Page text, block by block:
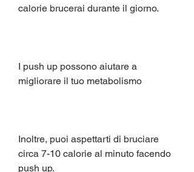
calorie brucerai durante il giorno.
I push up possono aiutare a
migliorare il tuo metabolismo
Inoltre, puoi aspettarti di bruciare
circa 7-10 calorie al minuto facendo
push up.